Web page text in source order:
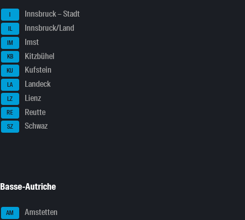
I Innsbruck – Stadt
IL Innsbruck/Land
IM Imst
KB Kitzbühel
KU Kufstein
LA Landeck
LZ Lienz
RE Reutte
SZ Schwaz
Basse-Autriche
AM Amstetten